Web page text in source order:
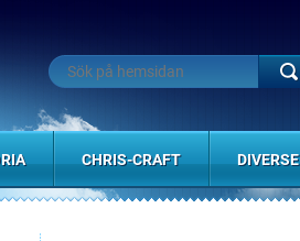
CHRIS-CRAFT DIVERSE